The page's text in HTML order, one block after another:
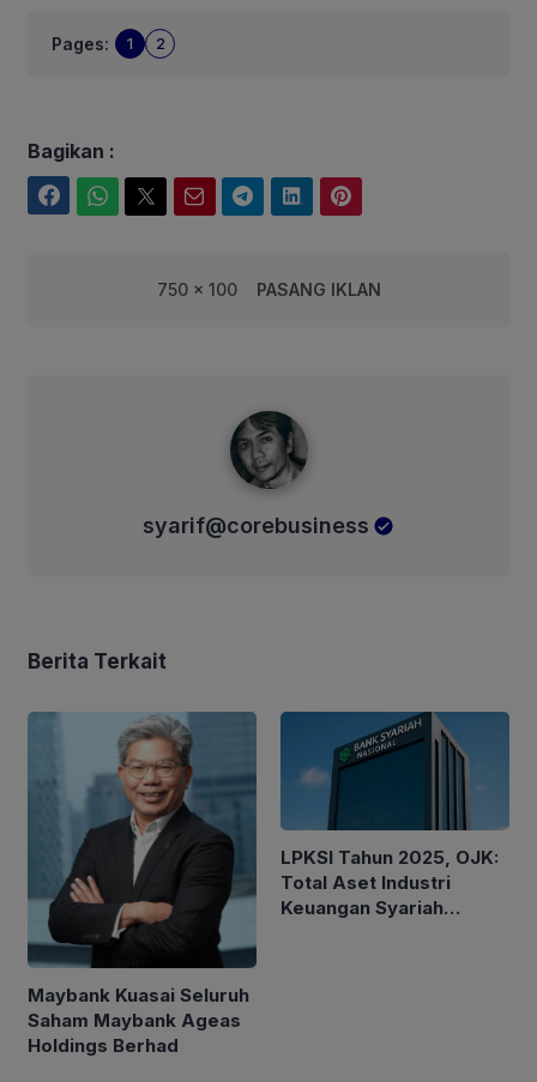
Pages: 1 2
Bagikan :
750 x 100 PASANG IKLAN
syarif@corebusiness
Berita Terkait
Maybank Kuasai Seluruh
Saham Maybank Ageas
Holdings Berhad
LPKSI Tahun 2025, OJK:
Total Aset Industri
Keuangan Syariah